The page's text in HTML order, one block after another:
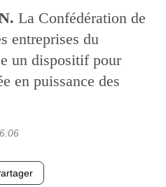
La Confédération de
entreprises du
un dispositif pour
en puissance des